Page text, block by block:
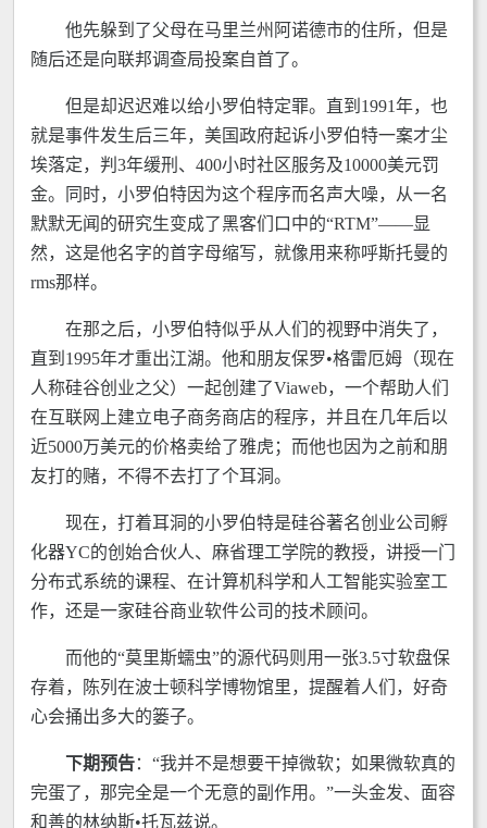
他先躲到了父母在马里兰州阿诺德市的住所，但是
随后还是向联邦调查局投案自首了。
但是却迟迟难以给小罗伯特定罪。直到1991年，也
就是事件发生后三年，美国政府起诉小罗伯特一案才尘
埃落定，判3年缓刑、400小时社区服务及10000美元罚
金。同时，小罗伯特因为这个程序而名声大噪，从一名
默默无闻的研究生变成了黑客们口中的“RTM”——显
然，这是他名字的首字母缩写，就像用来称呼斯托曼的
rms那样。
在那之后，小罗伯特似乎从人们的视野中消失了，
直到1995年才重出江湖。他和朋友保罗•格雷厄姆（现在
人称硅谷创业之父）一起创建了Viaweb，一个帮助人们
在互联网上建立电子商务商店的程序，并且在几年后以
近5000万美元的价格卖给了雅虎；而他也因为之前和朋
友打的赌，不得不去打了个耳洞。
现在，打着耳洞的小罗伯特是硅谷著名创业公司孵
化器YC的创始合伙人、麻省理工学院的教授，讲授一门
分布式系统的课程、在计算机科学和人工智能实验室工
作，还是一家硅谷商业软件公司的技术顾问。
而他的“莫里斯蠕虫”的源代码则用一张3.5寸软盘保
存着，陈列在波士顿科学博物馆里，提醒着人们，好奇
心会捅出多大的篓子。
下期预告：“我并不是想要干掉微软；如果微软真的
完蛋了，那完全是一个无意的副作用。”一头金发、面容
和善的林纳斯•托瓦兹说。